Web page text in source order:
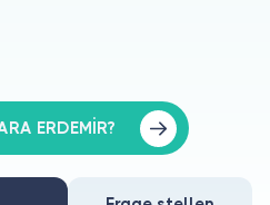
ERDEMİR?